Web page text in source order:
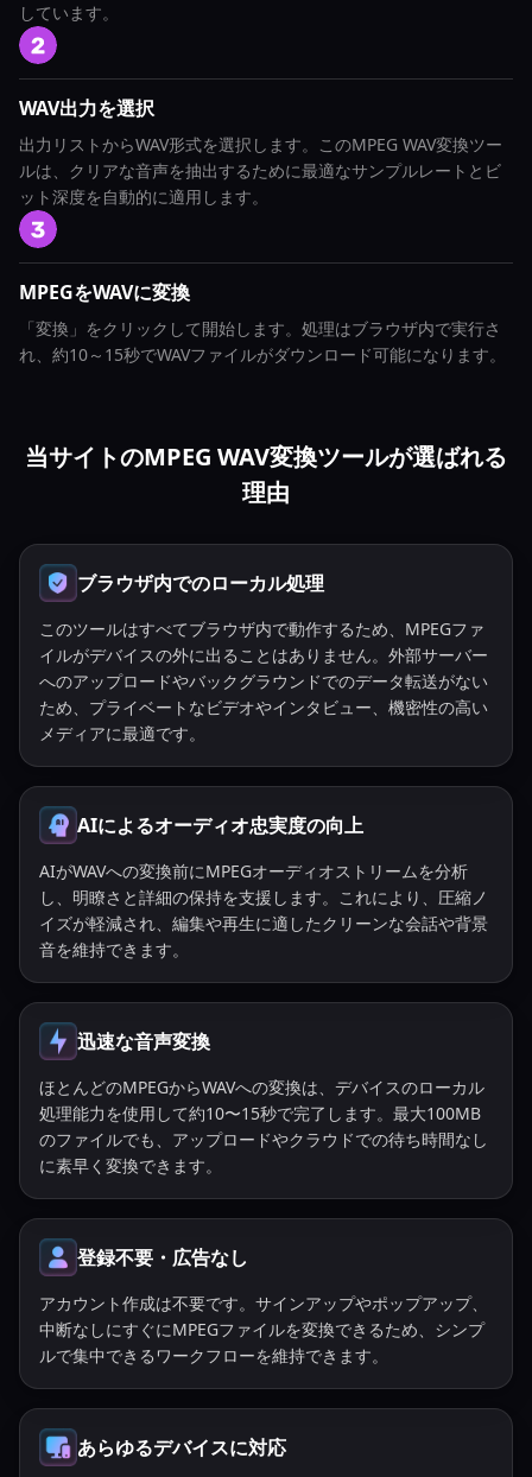
しています。
WAV出力を選択
出力リストからWAV形式を選択します。このMPEG WAV変換ツー
ルは、クリアな音声を抽出するために最適なサンプルレートとビ
ット深度を自動的に適用します。
MPEGをWAVに変換
「変換」をクリックして開始します。処理はブラウザ内で実行さ
れ、約10～15秒でWAVファイルがダウンロード可能になります。
当サイトのMPEG WAV変換ツールが選ばれる
理由
ブラウザ内でのローカル処理
このツールはすべてブラウザ内で動作するため、MPEGファ
イルがデバイスの外に出ることはありません。外部サーバー
へのアップロードやバックグラウンドでのデータ転送がない
ため、プライベートなビデオやインタビュー、機密性の高い
メディアに最適です。
AIによるオーディオ忠実度の向上
AIがWAVへの変換前にMPEGオーディオストリームを分析
し、明瞭さと詳細の保持を支援します。これにより、圧縮ノ
イズが軽減され、編集や再生に適したクリーンな会話や背景
音を維持できます。
迅速な音声変換
ほとんどのMPEGからWAVへの変換は、デバイスのローカル
処理能力を使用して約10〜15秒で完了します。最大100MB
のファイルでも、アップロードやクラウドでの待ち時間なし
に素早く変換できます。
登録不要・広告なし
アカウント作成は不要です。サインアップやポップアップ、
中断なしにすぐにMPEGファイルを変換できるため、シンプ
ルで集中できるワークフローを維持できます。
あらゆるデバイスに対応